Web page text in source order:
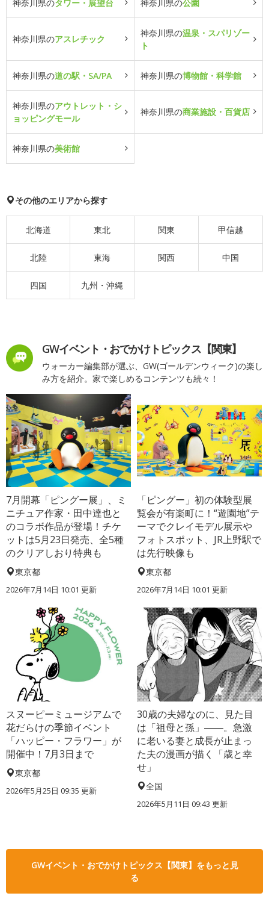
神奈川県のタワー・展望台 神奈川県の公園
神奈川県のアスレチック
神奈川県の温泉・スパリゾー
ト
神奈川県の道の駅・SA/PA 神奈川県の博物館・科学館
神奈川県のアウトレット・シ
ョッピングモール
神奈川県の商業施設・百貨店
神奈川県の美術館
その他のエリアから探す
北海道 東北 関東 甲信越
北陸 東海 関西 中国
四国 九州・沖縄
GWイベント・おでかけトピックス【関東】
ウォーカー編集部が選ぶ、GW(ゴールデンウィーク)の楽し
み方を紹介。家で楽しめるコンテンツも続々！
7月開幕「ピングー展」、ミ
ニチュア作家・田中達也と
のコラボ作品が登場！チケ
ットは5月23日発売、全5種
のクリアしおり特典も
東京都
2026年7月14日 10:01 更新
「ピングー」初の体験型展
覧会が有楽町に！“遊園地”テ
ーマでクレイモデル展示や
フォトスポット、JR上野駅で
は先行映像も
東京都
2026年7月14日 10:01 更新
スヌーピーミュージアムで
花だらけの季節イベント
「ハッピー・フラワー」が
開催中！7月3日まで
東京都
2026年5月25日 09:35 更新
30歳の夫婦なのに、見た目
は「祖母と孫」――。急激
に老いる妻と成長が止まっ
た夫の漫画が描く「歳と幸
せ」
全国
2026年5月11日 09:43 更新
GWイベント・おでかけトピックス【関東】をもっと見
る